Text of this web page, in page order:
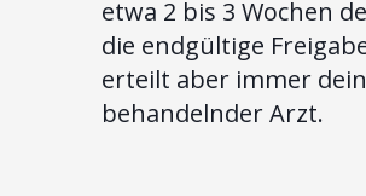
etwa 2 bis 3 Wochen
die endgültige
erteilt aber immer dein
behandelnder Arzt.